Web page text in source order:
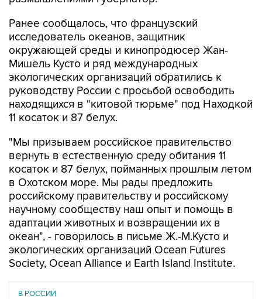
Ранее сообщалось, что французский
исследователь океанов, защитник
окружающей среды и кинопродюсер Жан-
Мишель Кусто и ряд международных
экологических организаций обратились к
руководству России с просьбой освободить
находящихся в "китовой тюрьме" под Находкой
11 косаток и 87 белух.
"Мы призываем российское правительство
вернуть в естественную среду обитания 11
косаток и 87 белух, пойманных прошлым летом
в Охотском море. Мы рады предложить
российскому правительству и российскому
научному сообществу наш опыт и помощь в
адаптации животных и возвращении их в
океан", - говорилось в письме Ж.-М.Кусто и
экологических организаций Ocean Futures
Society, Ocean Alliance и Earth Island Institute.
В РОССИИ